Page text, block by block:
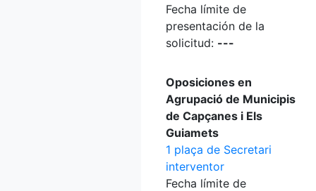
Fecha límite de
presentación de la
solicitud: ---
Oposiciones en
Agrupació de Municipis
de Capçanes i Els
Guiamets
1 plaça de Secretari
interventor
Fecha límite de